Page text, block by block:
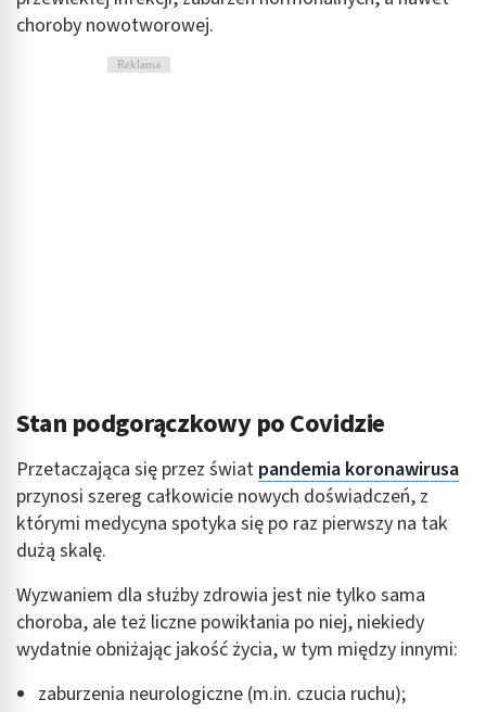
choroby nowotworowej.
Reklama
Stan podgorączkowy po Covidzie
Przetaczająca się przez świat pandemia koronawirusa
przynosi szereg całkowicie nowych doświadczeń, z
którymi medycyna spotyka się po raz pierwszy na tak
dużą skalę.
Wyzwaniem dla służby zdrowia jest nie tylko sama
choroba, ale też liczne powikłania po niej, niekiedy
wydatnie obniżając jakość życia, w tym między innymi:
zaburzenia neurologiczne (m.in. czucia ruchu);